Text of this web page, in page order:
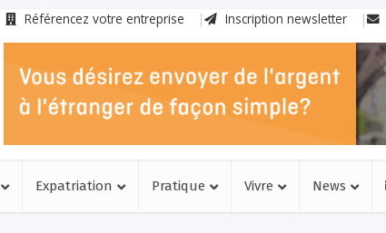
Référencez votre entreprise Inscription newsletter
Expatriation Pratique Vivre News